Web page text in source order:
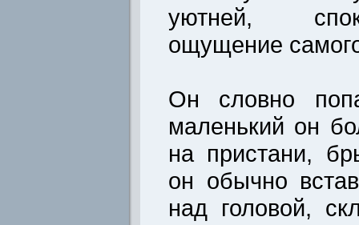
уютней,
ощущение
Он словно
маленький он
на пристани,
он обычно
над головой,